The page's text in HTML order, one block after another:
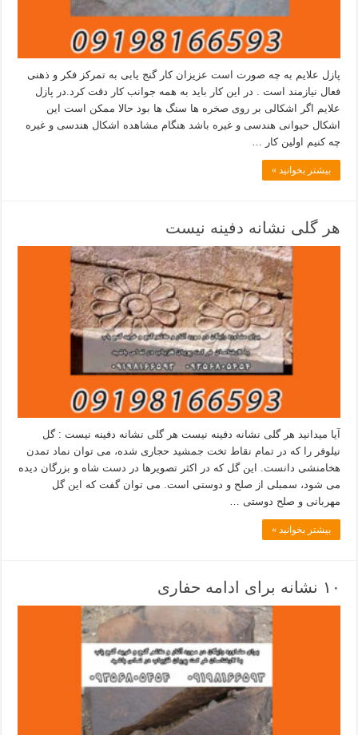
پازل علایم به چه صورت است عزیزان کار گنج یابی به تمرکز فکر و ذهنی
فعال نیازمند است . در این کار باید به همه جوانب کار دقت کرد.در پازل
علایم اگر اشکالی بر روی صخره ها سنگ ها بود حالا ممکن است این
اشکال حیوانی هندسی و غیره باشد هنگام مشاهده اشکال هندسی و غیره
چه کنیم اولین کار …
بیشتر بخوانید »
هر گلی نشانه دفینه نیست
آیا میدانید هر گلی نشانه دفینه نیست هر گلی نشانه دفینه نیست : گل
نیلوفر را که در تمام نقاط تخت جمشید حجاری شده، می توان نماد تمدن
هخامنشی دانست. این گل که در اکثر تصویرها در دست شاه و بزرگان دیده
می شود، سمبلی از صلح و دوستی است. می توان گفت که این گل
مهربانی و صلح دوستی …
بیشتر بخوانید »
۱۰ نشانه برای ادامه حفاری